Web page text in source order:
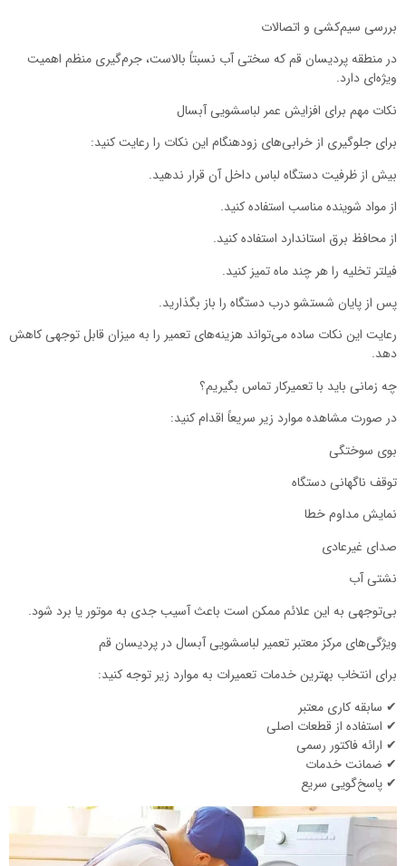
بررسی سیم‌کشی و اتصالات
در منطقه پردیسان قم که سختی آب نسبتاً بالاست، جرم‌گیری منظم اهمیت
ویژه‌ای دارد.
نکات مهم برای افزایش عمر لباسشویی آبسال
برای جلوگیری از خرابی‌های زودهنگام این نکات را رعایت کنید:
بیش از ظرفیت دستگاه لباس داخل آن قرار ندهید.
از مواد شوینده مناسب استفاده کنید.
از محافظ برق استاندارد استفاده کنید.
فیلتر تخلیه را هر چند ماه تمیز کنید.
پس از پایان شستشو درب دستگاه را باز بگذارید.
رعایت این نکات ساده می‌تواند هزینه‌های تعمیر را به میزان قابل توجهی کاهش
دهد.
چه زمانی باید با تعمیرکار تماس بگیریم؟
در صورت مشاهده موارد زیر سریعاً اقدام کنید:
بوی سوختگی
توقف ناگهانی دستگاه
نمایش مداوم خطا
صدای غیرعادی
نشتی آب
بی‌توجهی به این علائم ممکن است باعث آسیب جدی به موتور یا برد شود.
ویژگی‌های مرکز معتبر تعمیر لباسشویی آبسال در پردیسان قم
برای انتخاب بهترین خدمات تعمیرات به موارد زیر توجه کنید:
✔ سابقه کاری معتبر
✔ استفاده از قطعات اصلی
✔ ارائه فاکتور رسمی
✔ ضمانت خدمات
✔ پاسخ‌گویی سریع